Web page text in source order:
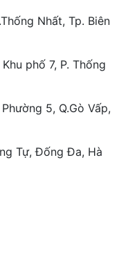
Nhất, Tp. Biên
phố 7, P. Thống
5, Q.Gò Vấp,
Tự, Đống Đa, Hà